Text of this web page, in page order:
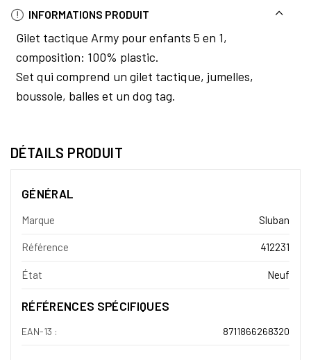
INFORMATIONS PRODUIT
Gilet tactique Army pour enfants 5 en 1,
composition: 100% plastic.
Set qui comprend un gilet tactique, jumelles,
boussole, balles et un dog tag.
DÉTAILS PRODUIT
GÉNÉRAL
Marque Sluban
Référence 412231
État Neuf
RÉFÉRENCES SPÉCIFIQUES
EAN-13 : 8711866268320